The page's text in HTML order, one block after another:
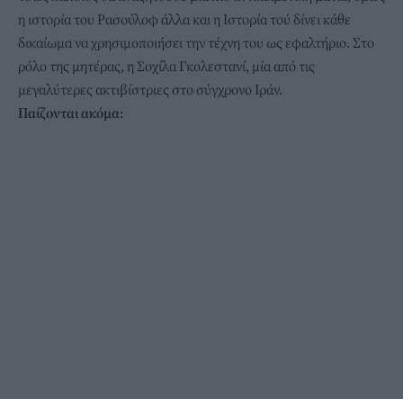
η ιστορία του Ρασούλοφ άλλα και η Ιστορία τού δίνει κάθε
δικαίωμα να χρησιμοποιήσει την τέχνη του ως εφαλτήριο. Στο
ρόλο της μητέρας, η Σοχίλα Γκολεστανί, μία από τις
μεγαλύτερες ακτιβίστριες στο σύγχρονο Ιράν.
Παίζονται ακόμα: